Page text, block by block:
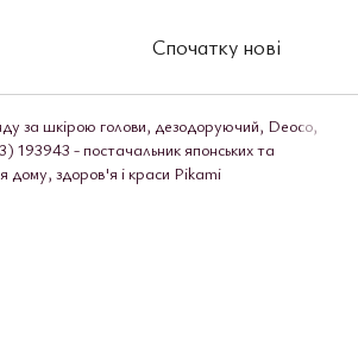
Спочатку нові